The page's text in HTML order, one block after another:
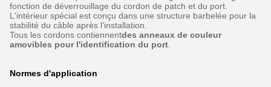
fonction de déverrouillage du cordon de patch et du port.
L'intérieur spécial est conçu dans une structure barbelée pour la
stabilité du câble après l'installation.
Tous les cordons contiennentdes anneaux de couleur
amovibles pour l'identification du port
Normes d'application